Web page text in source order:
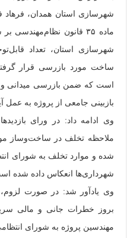
شهرسازی استان همدان، فرهاد
ماده ۳۵ قانون
شهرسازی استان، تعداد
ساخت مورد بازرسی قرار
است که ضمن بازرسی میدانی
بازبینی جامعی از پروژه به عمل
وی ادامه داد: در ورای
ملاحظه تخلف در ساخت‌وساز
شده و موارد تخلف به شورای
شهرداری‌ها انعکاس داده شده
وی یادآور شد: در صورت
بروز خطرات جانی و مالی
مهندسین پروژه به شورای